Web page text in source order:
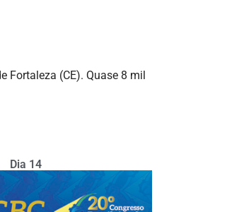
Fortaleza (CE). Quase 8 mil
Dia 14